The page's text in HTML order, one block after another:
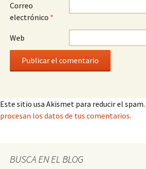
Correo
electrónico *
Web
Este sitio usa Akismet para reducir el spam.
procesan los datos de tus comentarios.
BUSCA EN EL BLOG